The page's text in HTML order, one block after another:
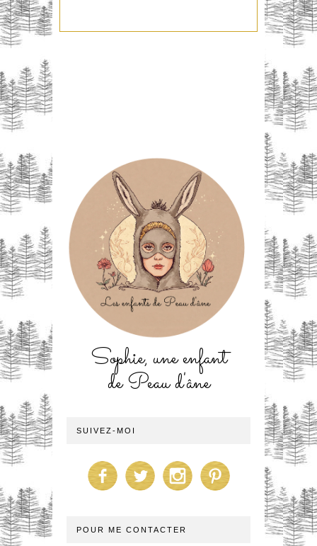
Sophie, une enfant
de Peau d'âne
SUIVEZ-MOI
POUR ME CONTACTER